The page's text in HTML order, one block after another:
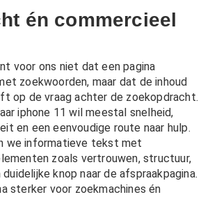
én commercieel
voor ons niet dat een pagina
zoekwoorden, maar dat de inhoud
op de vraag achter de zoekopdracht.
iphone 11 wil meestal snelheid,
en een eenvoudige route naar hulp.
we informatieve tekst met
zoals vertrouwen, structuur,
knop naar de afspraakpagina.
sterker voor zoekmachines én